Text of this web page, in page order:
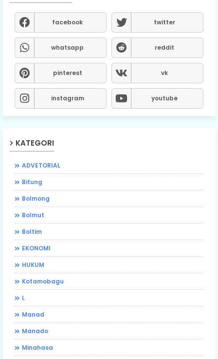
facebook twitter
whatsapp reddit
pinterest vk
instagram youtube
KATEGORI
ADVETORIAL
Bitung
Bolmong
Bolmut
Boltim
EKONOMI
HUKUM
Kotamobagu
L
Manad
Manado
Minahasa